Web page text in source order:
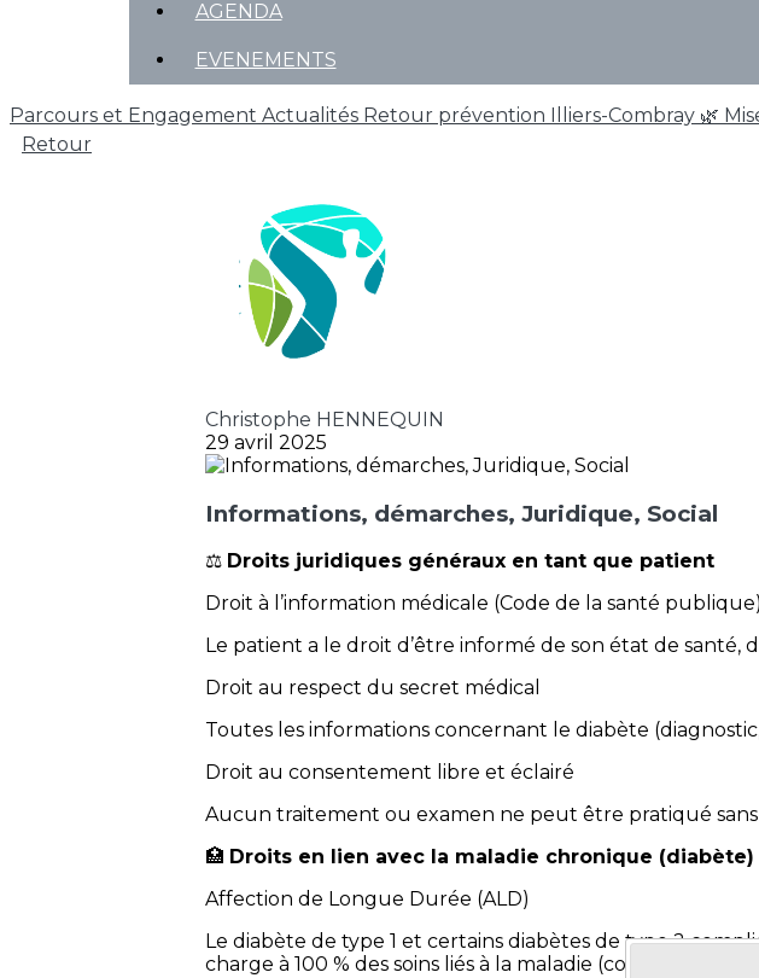
AGENDA
EVENEMENTS
Parcours et Engagement Actualités Retour prévention Illiers-Combray 🌿
Retour
Christophe HENNEQUIN
29 avril 2025
Informations, démarches, Juridique, Social
⚖️ Droits juridiques généraux en tant que patient
Droit à l’information médicale (Code de la santé publique)
Le patient a le droit d’être informé de son état de santé,
Droit au respect du secret médical
Toutes les informations concernant le diabète
Droit au consentement libre et éclairé
Aucun traitement ou examen ne peut être pratiqué
🏥 Droits en lien avec la maladie chronique (diabète)
Affection de Longue Durée (ALD)
Le diabète de type 1 et certains diabètes de type 2
charge à 100 % des soins liés à la maladie (consultations,